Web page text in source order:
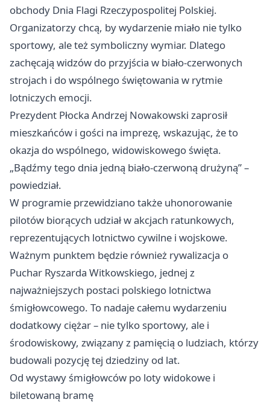
obchody Dnia Flagi Rzeczypospolitej Polskiej.
Organizatorzy chcą, by wydarzenie miało nie tylko
sportowy, ale też symboliczny wymiar. Dlatego
zachęcają widzów do przyjścia w biało-czerwonych
strojach i do wspólnego świętowania w rytmie
lotniczych emocji.
Prezydent Płocka Andrzej Nowakowski zaprosił
mieszkańców i gości na imprezę, wskazując, że to
okazja do wspólnego, widowiskowego święta.
„Bądźmy tego dnia jedną biało-czerwoną drużyną” –
powiedział.
W programie przewidziano także uhonorowanie
pilotów biorących udział w akcjach ratunkowych,
reprezentujących lotnictwo cywilne i wojskowe.
Ważnym punktem będzie również rywalizacja o
Puchar Ryszarda Witkowskiego, jednej z
najważniejszych postaci polskiego lotnictwa
śmigłowcowego. To nadaje całemu wydarzeniu
dodatkowy ciężar – nie tylko sportowy, ale i
środowiskowy, związany z pamięcią o ludziach, którzy
budowali pozycję tej dziedziny od lat.
Od wystawy śmigłowców po loty widokowe i
biletowaną bramę